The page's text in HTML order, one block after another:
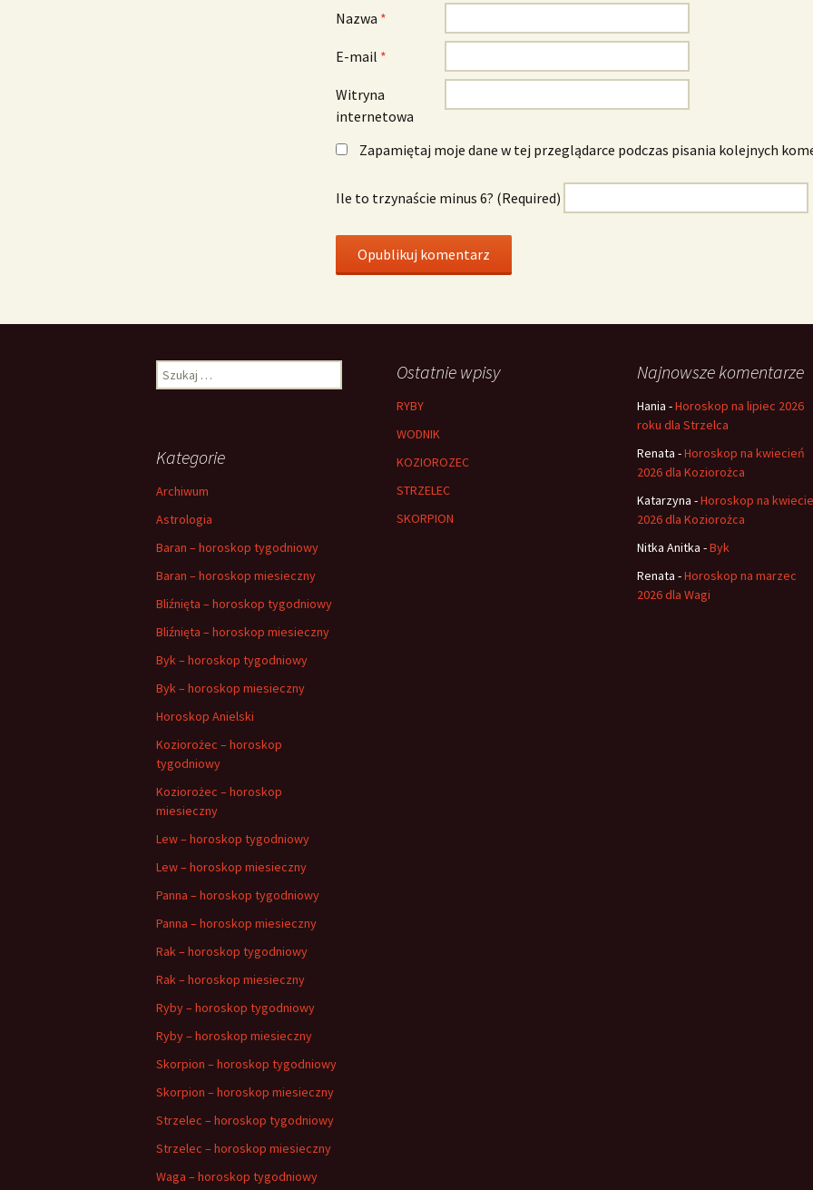
Nazwa *
E-mail *
Witryna
internetowa
Zapamiętaj moje dane w tej przeglądarce podczas pisania kolejnych
Ile to trzynaście minus 6? (Required)
Szukaj: Ostatnie wpisy
RYBY
WODNIK
KOZIOROZEC
STRZELEC
SKORPION
Najnowsze komentarze
Hania -Horoskop na lipiec 2026
roku dla Strzelca
Renata -Horoskop na kwiecień
2026 dla Koziorożca
Katarzyna -Horoskop na
2026 dla Koziorożca
Nitka Anitka -Byk
Renata -Horoskop na marzec
2026 dla Wagi
Kategorie
Archiwum
Astrologia
Baran – horoskop tygodniowy
Baran – horoskop miesieczny
Bliźnięta – horoskop tygodniowy
Bliźnięta – horoskop miesieczny
Byk – horoskop tygodniowy
Byk – horoskop miesieczny
Horoskop Anielski
Koziorożec – horoskop
tygodniowy
Koziorożec – horoskop
miesieczny
Lew – horoskop tygodniowy
Lew – horoskop miesieczny
Panna – horoskop tygodniowy
Panna – horoskop miesieczny
Rak – horoskop tygodniowy
Rak – horoskop miesieczny
Ryby – horoskop tygodniowy
Ryby – horoskop miesieczny
Skorpion – horoskop tygodniowy
Skorpion – horoskop miesieczny
Strzelec – horoskop tygodniowy
Strzelec – horoskop miesieczny
Waga – horoskop tygodniowy